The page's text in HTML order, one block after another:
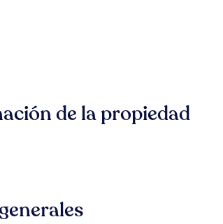
de la propiedad